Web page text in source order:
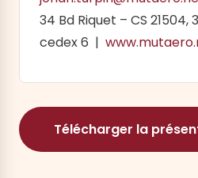
34 Bd Riquet – CS 21504,
cedex 6 |
Télécharger la